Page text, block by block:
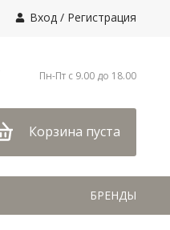
Вход / Регистрация
Пн-Пт с 9.00 до 18.00
Корзина пуста
БРЕНДЫ